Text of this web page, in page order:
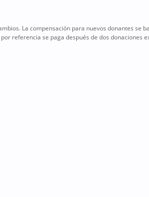
La compensación para nuevos donantes se
referencia se paga después de dos donaciones